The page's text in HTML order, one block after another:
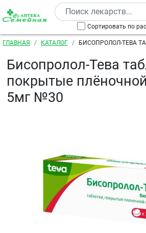
Перейти к основному содержанию
Сортировать по
Строка навигации
ГЛАВНАЯ КАТАЛОГ
БИСОПРОЛОЛ-ТЕВА
Бисопролол-Тева
покрытые
5мг №30